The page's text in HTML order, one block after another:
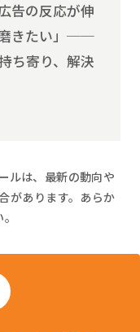
告の反応が伸
磨きたい」──
ち寄り、解決
ルは、最新の動向や
があります。あらか